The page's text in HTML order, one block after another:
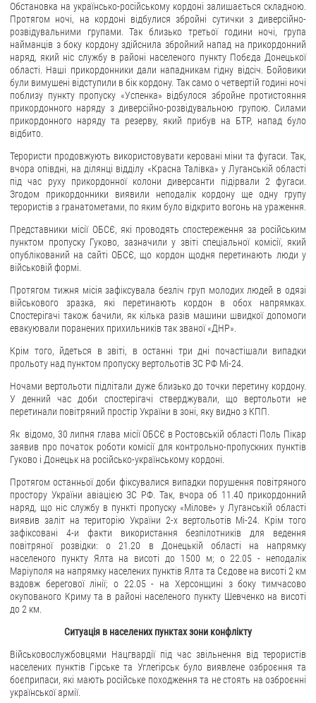
Обстановка на українсько-російському кордоні залишається складною.
Протягом ночі, на кордоні відбулися збройні сутички з диверсійно-
розвідувальними групами. Так близько третьої години ночі, група
найманців з боку кордону здійснила збройний напад на прикордонний
наряд, який ніс службу в районі населеного пункту Побєда Донецької
області. Наші прикордонники дали нападникам гідну відсіч. Бойовики
були вимушені відступили в бік кордону. Так само о четвертій годині ночі
поблизу пункту пропуску «Успенка» відбулося збройне протистояння
прикордонного наряду з диверсійно-розвідувальною групою. Силами
прикордонного наряду та резерву, який прибув на БТР, напад було
відбито.
Терористи продовжують використовувати керовані міни та фугаси. Так,
вчора опівдні, на ділянці відділу «Красна Талівка» у Луганській області
під час руху прикордонної колони диверсанти підірвали 2 фугаси.
Згодом прикордонники виявили неподалік кордону ще одну групу
терористів з гранатометами, по яким було відкрито вогонь на ураження.
Представники місії ОБСЄ, які проводять спостереження за російським
пунктом пропуску Гуково, зазначили у звіті спеціальної комісії, який
опублікований на сайті ОБСЄ, що кордон щодня перетинають люди у
військовій формі.
Протягом тижня місія зафіксувала безліч груп молодих людей в одязі
військового зразка, які перетинають кордон в обох напрямках.
Спостерігачі також бачили, як кілька разів машини швидкої допомоги
евакуювали поранених прихильників так званої «ДНР».
Крім того, йдеться в звіті, в останні три дні почастішали випадки
прольоту над пунктом пропуску вертольотів ЗС РФ Мі-24.
Ночами вертольоти підлітали дуже близько до точки перетину кордону.
У денний час доби спостерігачі стверджували, що вертольоти не
перетинали повітряний простір України в зоні, яку видно з КПП.
Як відомо, 30 липня глава місії ОБСЄ в Ростовській області Поль Пікар
заявив про початок роботи комісії для контрольно-пропускних пунктів
Гуково і Донецьк на російсько-українському кордоні.
Протягом останньої доби фіксувалися випадки порушення повітряного
простору України авіацією ЗС РФ. Так, вчора об 11.40 прикордонний
наряд, що ніс службу в пункті пропуску «Мілове» у Луганській області
виявив заліт на територію України 2-х вертольотів Мі-24. Крім того
зафіксовані 4-и факти використання безпілотників для ведення
повітряної розвідки: о 21.20 в Донецькій області на напрямку
населеного пункту Ялта на висоті до 1500 м; о 22.05 - неподалік
Маріуполя на напрямку населених пунктів Ялта та Сєдове на висоті 2 км
вздовж берегової лінії; о 22.05 - на Херсонщині з боку тимчасово
окупованого Криму та в районі населеного пункту Шевченко на висоті
до 2 км.
Ситуація в населених пунктах зони конфлікту
Військовослужбовцями Нацгвардії під час звільнення від терористів
населених пунктів Гірське та Углегірськ було виявлене озброєння та
боєприпаси, які мають російське походження та не стоять на озброєнні
української армії.